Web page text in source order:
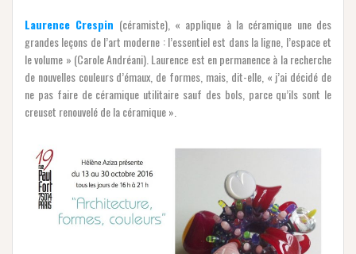
Laurence Crespin (céramiste), « applique à la céramique une des
grandes leçons de l’art moderne : l’essentiel est dans la ligne, l’espace et
le volume » (Carole Andréani). Laurence est en permanence à la recherche
de nouvelles couleurs d’émaux, de formes, mais, dit-elle, « j’ai décidé de
ne pas faire de céramique utilitaire sauf des bols, parce qu’ils sont le
creuset renouvelé de la céramique ».